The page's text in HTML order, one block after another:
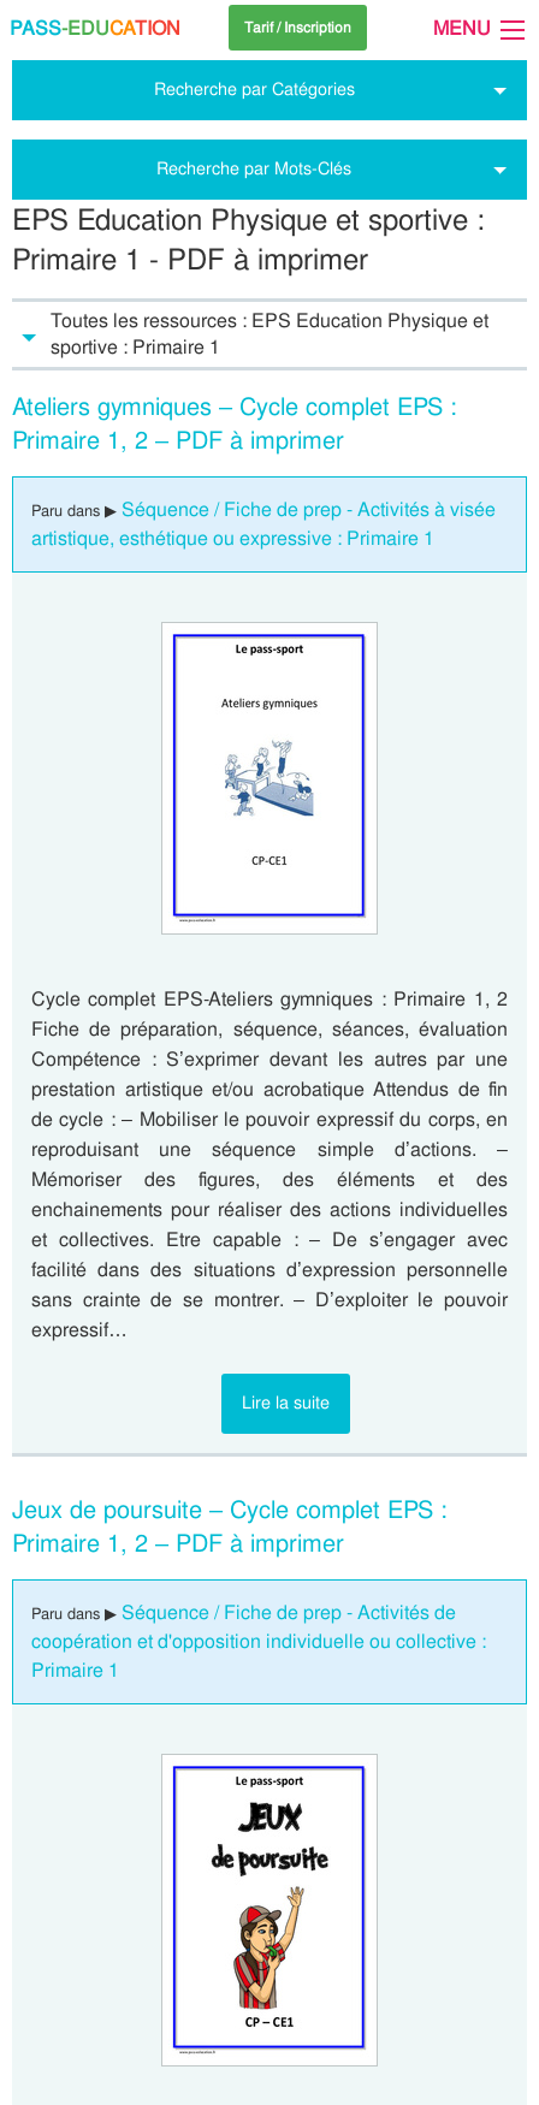
PASS-EDUCATION Tarif / Inscription MENU
Recherche par Catégories
Recherche par Mots-Clés
EPS Education Physique et sportive :
Primaire 1 - PDF à imprimer
Toutes les ressources : EPS Education Physique et
sportive : Primaire 1
Ateliers gymniques – Cycle complet EPS :
Primaire 1, 2 – PDF à imprimer
Paru dans ▶ Séquence / Fiche de prep - Activités à visée
artistique, esthétique ou expressive : Primaire 1
Cycle complet EPS-Ateliers gymniques : Primaire 1, 2
Fiche de préparation, séquence, séances, évaluation
Compétence : S’exprimer devant les autres par une
prestation artistique et/ou acrobatique Attendus de fin
de cycle : – Mobiliser le pouvoir expressif du corps, en
reproduisant une séquence simple d’actions. –
Mémoriser des figures, des éléments et des
enchainements pour réaliser des actions individuelles
et collectives. Etre capable : – De s’engager avec
facilité dans des situations d’expression personnelle
sans crainte de se montrer. – D’exploiter le pouvoir
expressif…
Lire la suite
Jeux de poursuite – Cycle complet EPS :
Primaire 1, 2 – PDF à imprimer
Paru dans ▶ Séquence / Fiche de prep - Activités de
coopération et d'opposition individuelle ou collective :
Primaire 1